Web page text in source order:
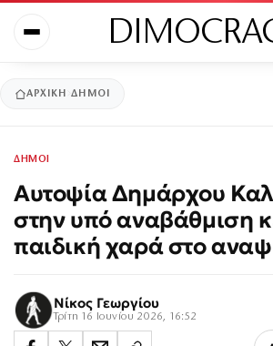
ΑΡΧΙΚΉ ΔΗΜΟΙ
ΔΗΜΟΙ
Αυτοψία Δημάρχου
στην υπό αναβάθμιση
παιδική χαρά στο
Νίκος Γεωργίου
Τρίτη 16 Ιουνίου 2026, 16:52